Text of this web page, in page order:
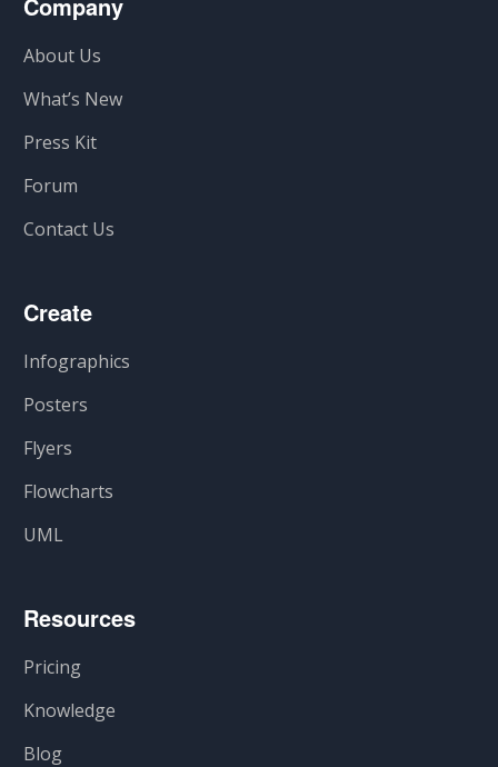
About Us
What’s New
Press Kit
Forum
Contact Us
Create
Infographics
Posters
Flyers
Flowcharts
UML
Resources
Pricing
Knowledge
Blog